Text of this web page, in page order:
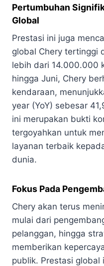
Pertumbuhan
Global
Prestasi ini juga
global Chery tertinggi
lebih dari 14.000.000
hingga Juni, Chery
kendaraan,
year (YoY) sebesar
ini merupakan bukti
tergoyahkan untuk
layanan terbaik
dunia.
Fokus Pada
Chery akan terus
mulai dari
pelanggan, hingga
memberikan
publik. Prestasi